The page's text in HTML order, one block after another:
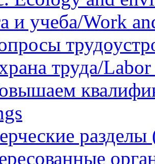
и учеба/Work
труда/Labor